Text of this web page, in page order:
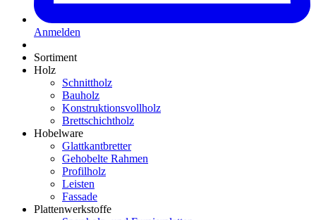
Anmelden
Sortiment
Holz
Schnittholz
Bauholz
Konstruktionsvollholz
Brettschichtholz
Hobelware
Glattkantbretter
Gehobelte Rahmen
Profilholz
Leisten
Fassade
Plattenwerkstoffe